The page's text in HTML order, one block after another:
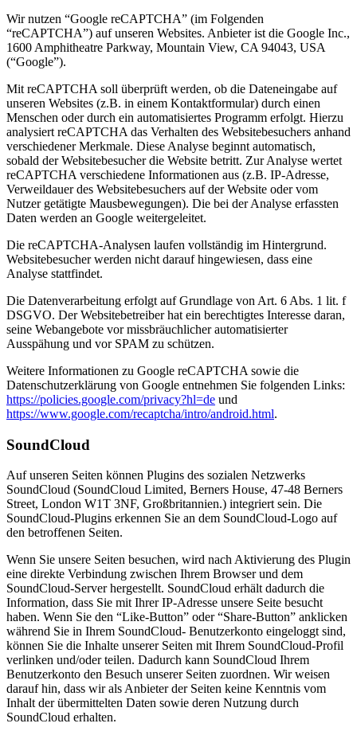
Wir nutzen “Google reCAPTCHA” (im Folgenden
“reCAPTCHA”) auf unseren Websites. Anbieter ist die Google Inc.,
1600 Amphitheatre Parkway, Mountain View, CA 94043, USA
(“Google”).
Mit reCAPTCHA soll überprüft werden, ob die Dateneingabe auf
unseren Websites (z.B. in einem Kontaktformular) durch einen
Menschen oder durch ein automatisiertes Programm erfolgt. Hierzu
analysiert reCAPTCHA das Verhalten des Websitebesuchers anhand
verschiedener Merkmale. Diese Analyse beginnt automatisch,
sobald der Websitebesucher die Website betritt. Zur Analyse wertet
reCAPTCHA verschiedene Informationen aus (z.B. IP-Adresse,
Verweildauer des Websitebesuchers auf der Website oder vom
Nutzer getätigte Mausbewegungen). Die bei der Analyse erfassten
Daten werden an Google weitergeleitet.
Die reCAPTCHA-Analysen laufen vollständig im Hintergrund.
Websitebesucher werden nicht darauf hingewiesen, dass eine
Analyse stattfindet.
Die Datenverarbeitung erfolgt auf Grundlage von Art. 6 Abs. 1 lit. f
DSGVO. Der Websitebetreiber hat ein berechtigtes Interesse daran,
seine Webangebote vor missbräuchlicher automatisierter
Ausspähung und vor SPAM zu schützen.
Weitere Informationen zu Google reCAPTCHA sowie die
Datenschutzerklärung von Google entnehmen Sie folgenden Links:
https://policies.google.com/privacy?hl=de und
https://www.google.com/recaptcha/intro/android.html.
SoundCloud
Auf unseren Seiten können Plugins des sozialen Netzwerks
SoundCloud (SoundCloud Limited, Berners House, 47-48 Berners
Street, London W1T 3NF, Großbritannien.) integriert sein. Die
SoundCloud-Plugins erkennen Sie an dem SoundCloud-Logo auf
den betroffenen Seiten.
Wenn Sie unsere Seiten besuchen, wird nach Aktivierung des Plugin
eine direkte Verbindung zwischen Ihrem Browser und dem
SoundCloud-Server hergestellt. SoundCloud erhält dadurch die
Information, dass Sie mit Ihrer IP-Adresse unsere Seite besucht
haben. Wenn Sie den “Like-Button” oder “Share-Button” anklicken
während Sie in Ihrem SoundCloud- Benutzerkonto eingeloggt sind,
können Sie die Inhalte unserer Seiten mit Ihrem SoundCloud-Profil
verlinken und/oder teilen. Dadurch kann SoundCloud Ihrem
Benutzerkonto den Besuch unserer Seiten zuordnen. Wir weisen
darauf hin, dass wir als Anbieter der Seiten keine Kenntnis vom
Inhalt der übermittelten Daten sowie deren Nutzung durch
SoundCloud erhalten.